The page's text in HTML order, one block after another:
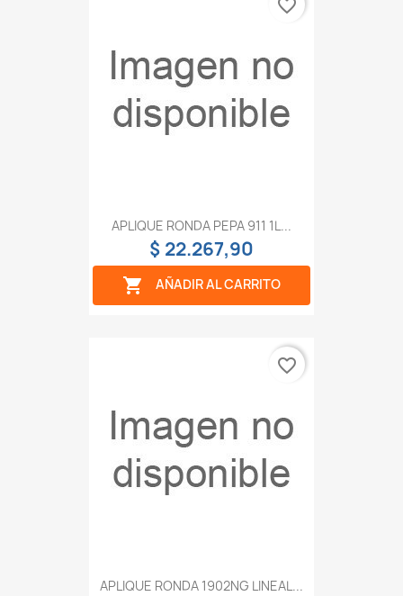
APLIQUE RONDA PEPA 911 1L...
$ 22.267,90
 AÑADIR AL CARRITO
favorite_border
APLIQUE RONDA 1902NG LINEAL...
favorite_border